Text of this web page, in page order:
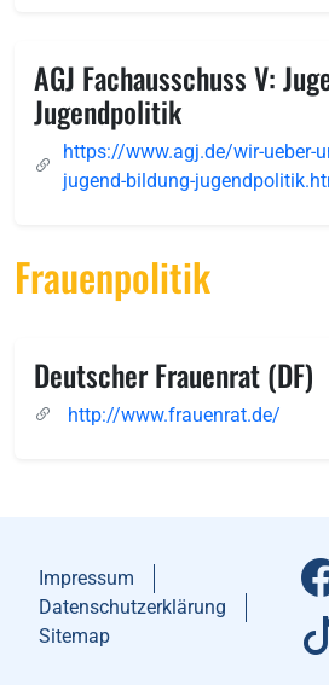
AGJ Fachausschuss V:
Jugendpolitik
https://www.agj.de/wir-ueber-
jugend-bildung-
Frauenpolitik
Deutscher Frauenrat (DF)
http://www.frauenrat.de/
Impressum
Datenschutzerklärung
Sitemap